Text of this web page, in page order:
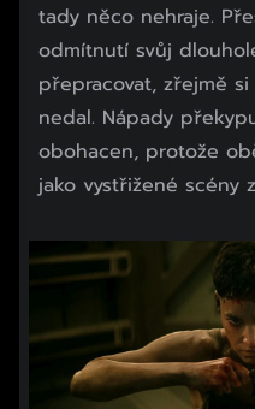
tady něco nehraje.
odmítnutí svůj
přepracovat, zřejmě
nedal. Nápady
obohacen, protože
jako vystřižené scény